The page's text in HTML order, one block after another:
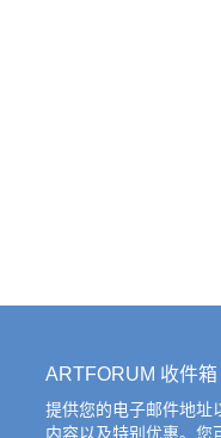
ARTFORUM 收件箱
提供您的电子邮件地址
内容以及特别优惠。您